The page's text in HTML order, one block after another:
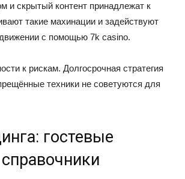
и скрытый контент принадлежат к
такие махинации и задействуют
с помощью 7k casino.
к рискам. Долгосрочная стратегия
техники не советуются для
гостевые